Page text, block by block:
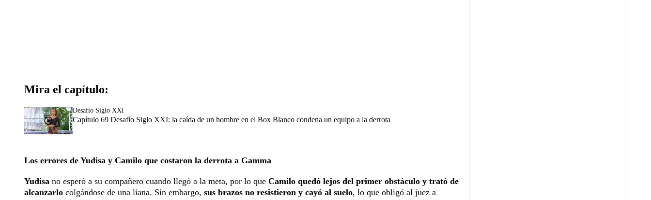
Mira el capítulo:
Desafío Siglo XXI
Capítulo 69 Desafío Siglo XXI: la caída de un hombre en el Box Blanco condena un equipo a la derrota
Los errores de Yudisa y Camilo que costaron la derrota a Gamma
Yudisa no esperó a su compañero cuando llegó a la meta, por lo que Camilo quedó lejos del primer obstáculo y trató de
alcanzarlo colgándose de una liana. Sin embargo, sus brazos no resistieron y cayó al suelo, lo que obligó al juez a